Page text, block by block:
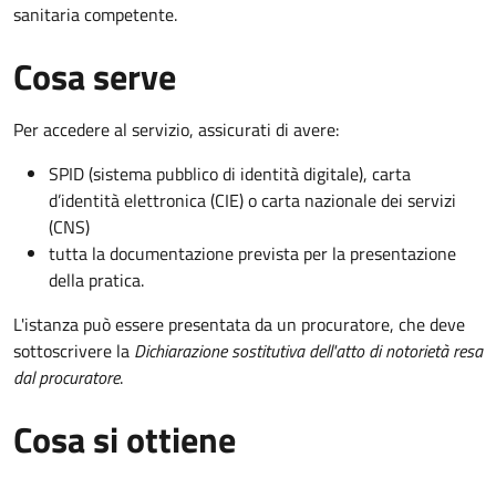
sanitaria competente.
Cosa serve
Per accedere al servizio, assicurati di avere:
SPID (sistema pubblico di identità digitale), carta
d’identità elettronica (CIE) o carta nazionale dei servizi
(CNS)
tutta la documentazione prevista per la presentazione
della pratica.
L'istanza può essere presentata da un procuratore, che deve
sottoscrivere la Dichiarazione sostitutiva dell'atto di notorietà resa
dal procuratore.
Cosa si ottiene